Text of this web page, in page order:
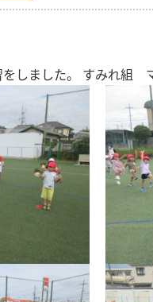
しました。 すみれ組